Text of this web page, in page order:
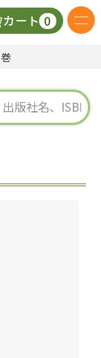
カート 0
教科書
補助教材